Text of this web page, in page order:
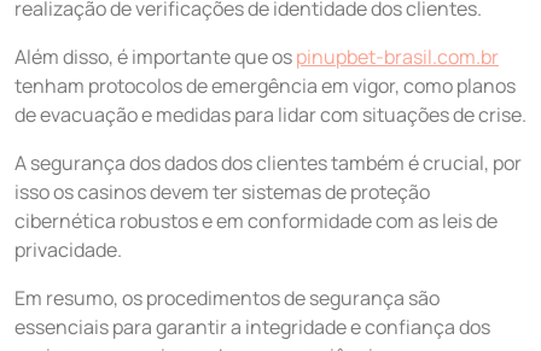
realização de verificações de identidade dos clientes.
Além disso, é importante que ospinupbet-brasil.com.br
tenham protocolos de emergência em vigor, como planos
de evacuação e medidas para lidar com situações de crise.
A segurança dos dados dos clientes também é crucial, por
isso os casinos devem ter sistemas de proteção
cibernética robustos e em conformidade com as leis de
privacidade.
Em resumo, os procedimentos de segurança são
essenciais para garantir a integridade e confiança dos